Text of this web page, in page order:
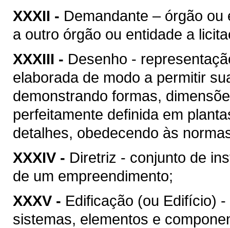
XXXII - Demandante – órgão
a outro órgão ou entidade a
XXXIII - Desenho -
elaborada de modo a permitir
demonstrando formas,
perfeitamente definida em
detalhes, obedecendo às
XXXIV - Diretriz - conjunto de
de um empreendimento;
XXXV - Edificação (ou Edifício)
sistemas, elementos e